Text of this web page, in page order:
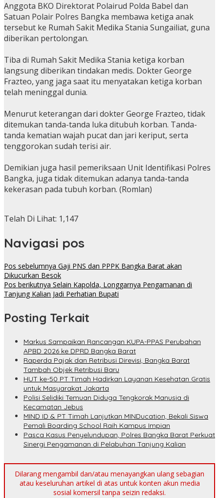
Anggota BKO Direktorat Polairud Polda Babel dan
Satuan Polair Polres Bangka membawa ketiga anak
tersebut ke Rumah Sakit Medika Stania Sungailiat, guna
diberikan pertolongan.
Tiba di Rumah Sakit Medika Stania ketiga korban
langsung diberikan tindakan medis. Dokter George
Frazteo, yang jaga saat itu menyatakan ketiga korban
telah meninggal dunia.
Menurut keterangan dari dokter George Frazteo, tidak
ditemukan tanda-tanda luka ditubuh korban. Tanda-
tanda kematian wajah pucat dan jari keriput, serta
tenggorokan sudah terisi air.
Demikian juga hasil pemeriksaan Unit Identifikasi Polres
Bangka, juga tidak ditemukan adanya tanda-tanda
kekerasan pada tubuh korban. (Romlan)
Telah Di Lihat: 1,147
Navigasi pos
Pos sebelumnya Gaji PNS dan PPPK Bangka Barat akan
Dikucurkan Besok
Pos berikutnya Selain Kapolda, Longgarnya Pengamanan di
Tanjung Kalian Jadi Perhatian Bupati
Posting Terkait
Markus Sampaikan Rancangan KUPA-PPAS Perubahan
APBD 2026 ke DPRD Bangka Barat
Raperda Pajak dan Retribusi Direvisi, Bangka Barat
Tambah Objek Retribusi Baru
HUT ke-50 PT Timah Hadirkan Layanan Kesehatan Gratis
untuk Masyarakat Jakarta
Polisi Selidiki Temuan Diduga Tengkorak Manusia di
Kecamatan Jebus
MIND ID & PT Timah Lanjutkan MINDucation, Bekali Siswa
Pemali Boarding School Raih Kampus Impian
Pasca Kasus Penyelundupan, Polres Bangka Barat Perkuat
Sinergi Pengamanan di Pelabuhan Tanjung Kalian
Dilarang mengambil dan/atau menayangkan ulang sebagian
atau keseluruhan artikel di atas untuk konten akun media
sosial komersil tanpa seizin redaksi.